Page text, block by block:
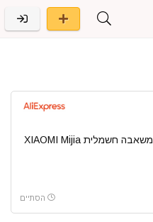
משאבה חשמלית XIAOMI Mijia
הסתיים